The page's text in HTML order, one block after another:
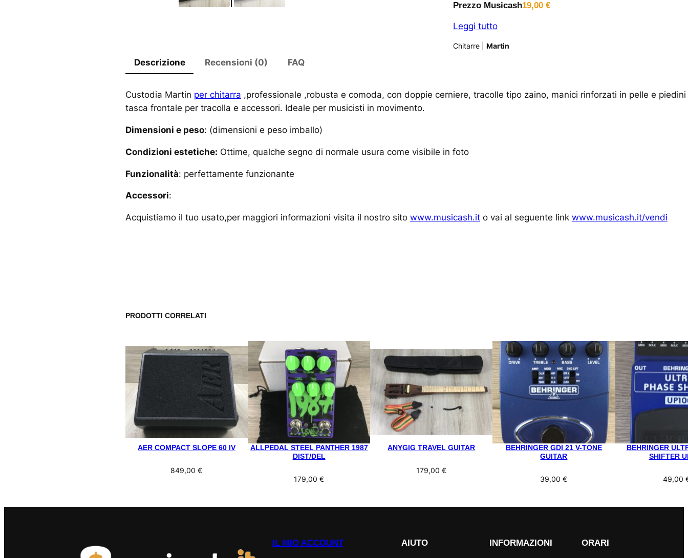
Prezzo Musicash19,00 €
Leggi tutto
Chitarre| Martin
Descrizione Recensioni (0) FAQ
Custodia Martin per chitarra ,professionale ,robusta e comoda, con doppie cerniere, tracolle tipo zaino, manici rinforzati in pelle e
tasca frontale per tracolla e accessori. Ideale per musicisti in movimento.
Dimensioni e peso: (dimensioni e peso imballo)
Condizioni estetiche: Ottime, qualche segno di normale usura come visibile in foto
Funzionalità: perfettamente funzionante
Accessori:
Acquistiamo il tuo usato,per maggiori informazioni visita il nostro sito www.musicash.ito vai al seguente link www.musicash.it/vendi
PRODOTTI CORRELATI
AER COMPACT SLOPE 60 IV
849,00€
ALLPEDAL STEEL PANTHER 1987
DIST/DEL
179,00€
ANYGIG TRAVEL GUITAR
179,00€
BEHRINGER GDI 21 V-TONE
GUITAR
39,00€
BEHRINGER
SHIFTER
49,00
IL MIO ACCOUNT AIUTO INFORMAZIONI ORARI